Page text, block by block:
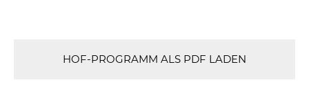
HOF-PROGRAMM ALS PDF LADEN